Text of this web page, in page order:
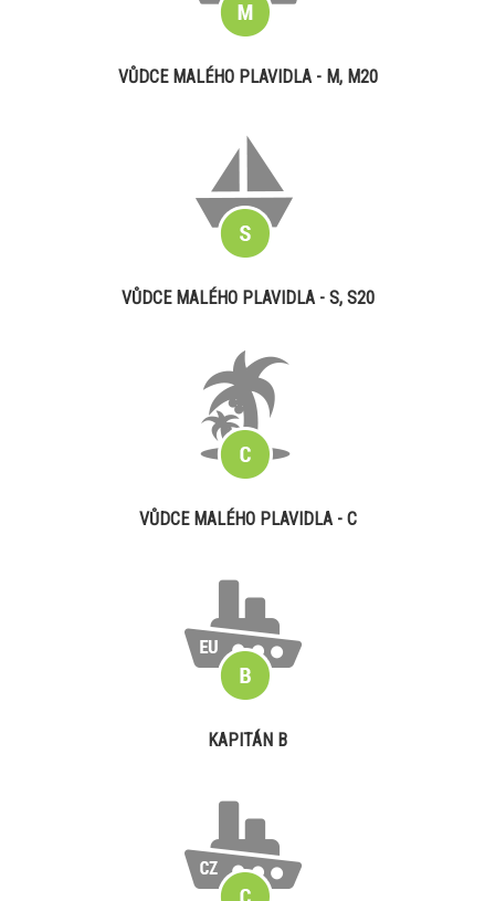
VŮDCE MALÉHO PLAVIDLA - M, M20
VŮDCE MALÉHO PLAVIDLA - S, S20
VŮDCE MALÉHO PLAVIDLA - C
KAPITÁN B